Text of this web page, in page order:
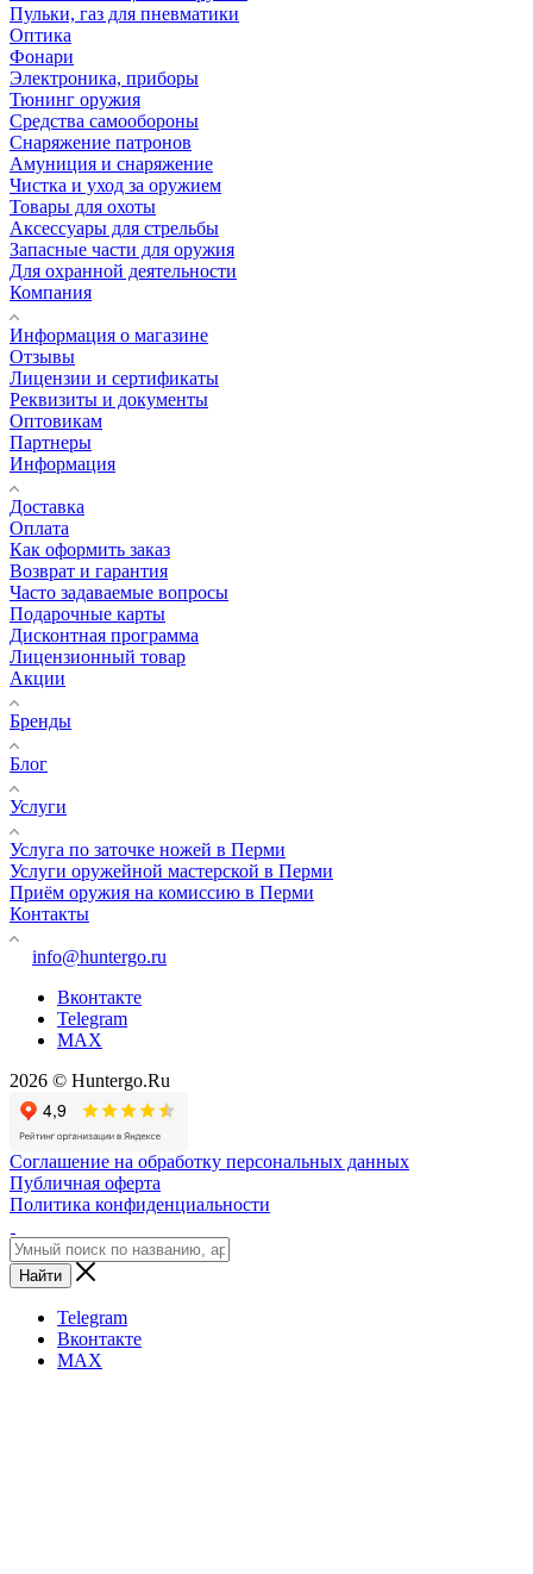
Пульки, газ для пневматики
Оптика
Фонари
Электроника, приборы
Тюнинг оружия
Средства самообороны
Снаряжение патронов
Амуниция и снаряжение
Чистка и уход за оружием
Товары для охоты
Аксессуары для стрельбы
Запасные части для оружия
Для охранной деятельности
Компания
Информация о магазине
Отзывы
Лицензии и сертификаты
Реквизиты и документы
Оптовикам
Партнеры
Информация
Доставка
Оплата
Как оформить заказ
Возврат и гарантия
Часто задаваемые вопросы
Подарочные карты
Дисконтная программа
Лицензионный товар
Акции
Бренды
Блог
Услуги
Услуга по заточке ножей в Перми
Услуги оружейной мастерской в Перми
Приём оружия на комиссию в Перми
Контакты
info@huntergo.ru
Вконтакте
Telegram
MAX
2026 © Huntergo.Ru
Соглашение на обработку персональных данных
Публичная оферта
Политика конфиденциальности
Найти
Telegram
Вконтакте
MAX